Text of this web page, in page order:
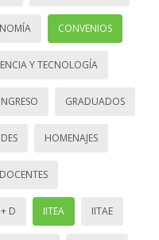
CONVENIOS
Y TECNOLOGÍA
INGRESO GRADUADOS
HOMENAJES
D IITEA IITAE